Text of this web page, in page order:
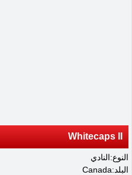
Whitecaps II
النوع:النادي
البلد:Canada